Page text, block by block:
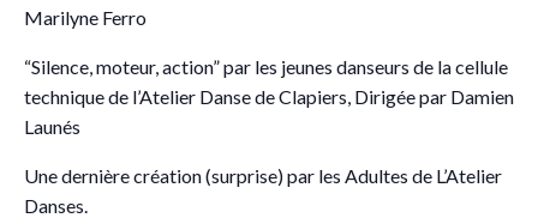
Marilyne Ferro
“Silence, moteur, action” par les jeunes danseurs de la cellule
technique de l’Atelier Danse de Clapiers, Dirigée par Damien
Launés
Une dernière création (surprise) par les Adultes de L’Atelier
Danses.